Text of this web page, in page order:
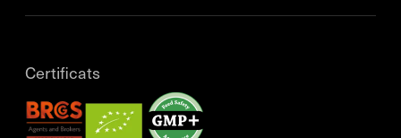
Certificats